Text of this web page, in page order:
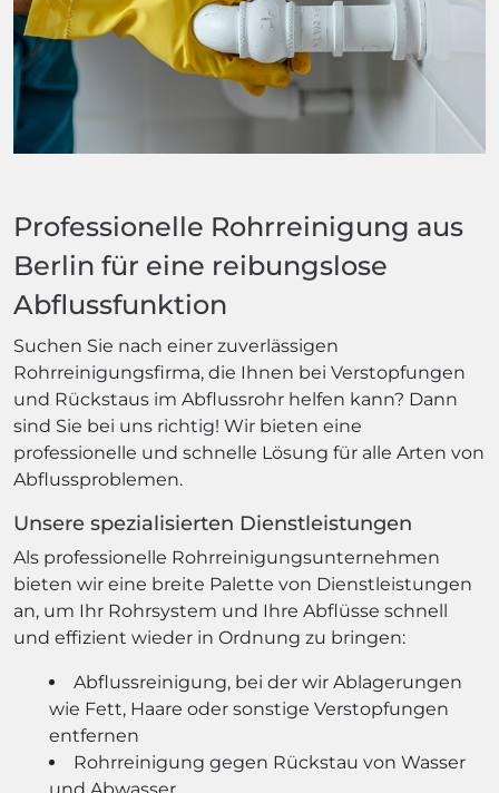
Professionelle Rohrreinigung aus
Berlin für eine reibungslose
Abflussfunktion
Suchen Sie nach einer zuverlässigen
Rohrreinigungsfirma, die Ihnen bei Verstopfungen
und Rückstaus im Abflussrohr helfen kann? Dann
sind Sie bei uns richtig! Wir bieten eine
professionelle und schnelle Lösung für alle Arten von
Abflussproblemen.
Unsere spezialisierten Dienstleistungen
Als professionelle Rohrreinigungsunternehmen
bieten wir eine breite Palette von Dienstleistungen
an, um Ihr Rohrsystem und Ihre Abflüsse schnell
und effizient wieder in Ordnung zu bringen:
Abflussreinigung, bei der wir Ablagerungen
wie Fett, Haare oder sonstige Verstopfungen
entfernen
Rohrreinigung gegen Rückstau von Wasser